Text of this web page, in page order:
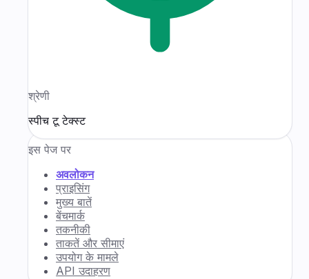
श्रेणी
स्पीच टू टेक्स्ट
इस पेज पर
अवलोकन
प्राइसिंग
मुख्य बातें
बेंचमार्क
तकनीकी
ताकतें और सीमाएं
उपयोग के मामले
API उदाहरण